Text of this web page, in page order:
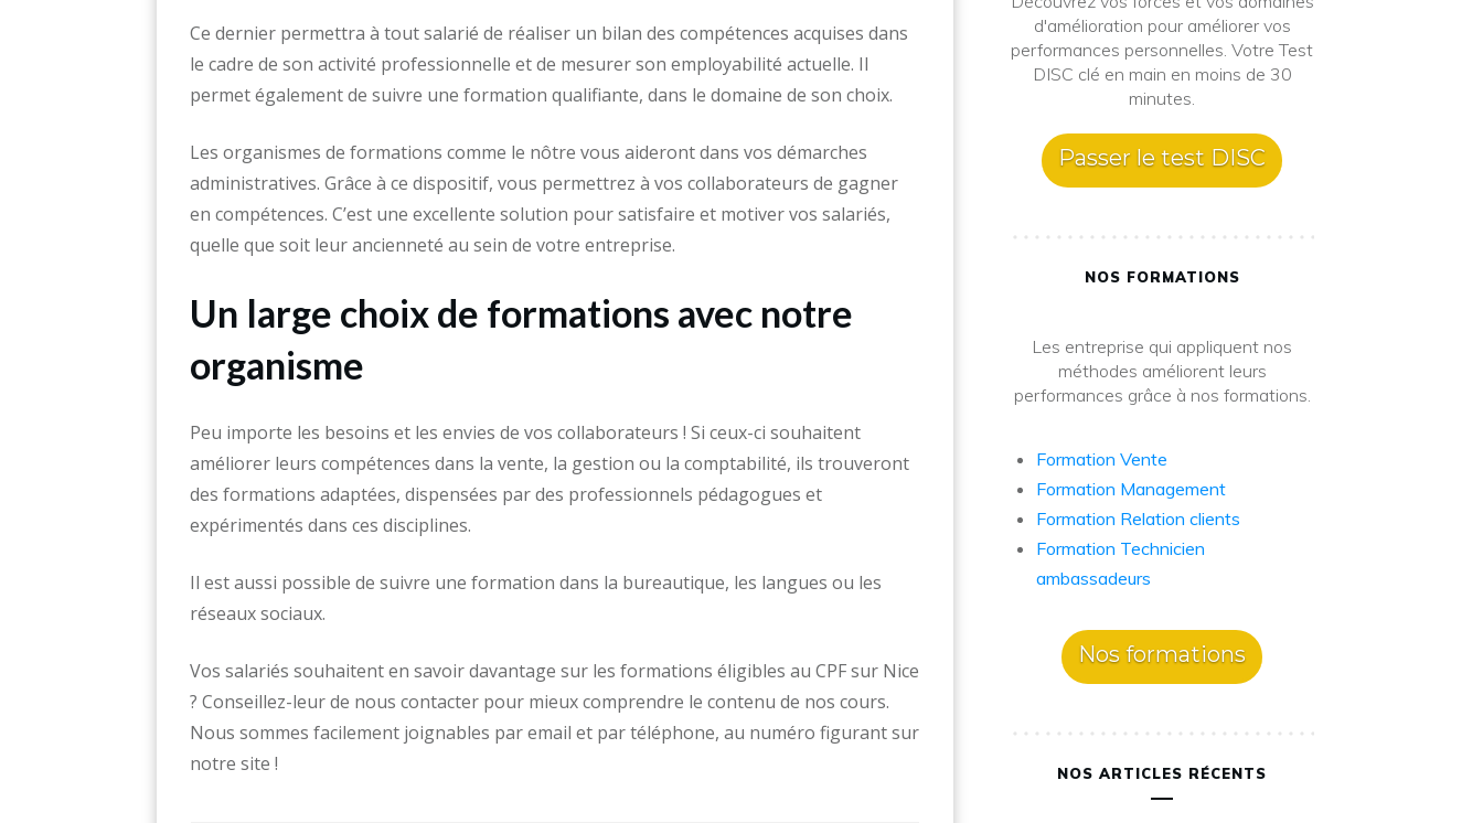
Ce dernier permettra à tout salarié de réaliser un bilan des compétences acquises dans
le cadre de son activité professionnelle et de mesurer son employabilité actuelle. Il
permet également de suivre une formation qualifiante, dans le domaine de son choix.
Les organismes de formations comme le nôtre vous aideront dans vos démarches
administratives. Grâce à ce dispositif, vous permettrez à vos collaborateurs de gagner
en compétences. C’est une excellente solution pour satisfaire et motiver vos salariés,
quelle que soit leur ancienneté au sein de votre entreprise.
Un large choix de formations avec notre
organisme
Peu importe les besoins et les envies de vos collaborateurs ! Si ceux-ci souhaitent
améliorer leurs compétences dans la vente, la gestion ou la comptabilité, ils trouveront
des formations adaptées, dispensées par des professionnels pédagogues et
expérimentés dans ces disciplines.
Il est aussi possible de suivre une formation dans la bureautique, les langues ou les
réseaux sociaux.
Vos salariés souhaitent en savoir davantage sur les formations éligibles au CPF sur Nice
? Conseillez-leur de nous contacter pour mieux comprendre le contenu de nos cours.
Nous sommes facilement joignables par email et par téléphone, au numéro figurant sur
notre site !
d'amélioration pour améliorer vos
performances personnelles. Votre Test
DISC clé en main en moins de 30
minutes.
Passer le test DISC
NOS FORMATIONS
Les entreprise qui appliquent nos
méthodes améliorent leurs
performances grâce à nos formations.
Formation Vente
Formation Management
Formation Relation clients
Formation Technicien
ambassadeurs
Nos formations
NOS ARTICLES RÉCENTS